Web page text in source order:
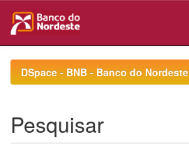
navigationDSpace - BNB - Banco do
Pesquisar